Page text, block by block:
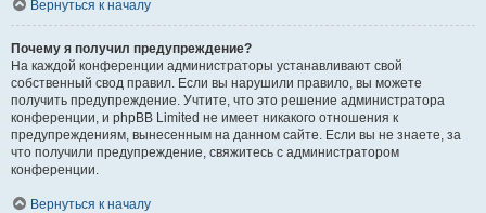
Вернуться к началу
Почему я получил предупреждение?
На каждой конференции администраторы устанавливают свой
собственный свод правил. Если вы нарушили правило, вы можете
получить предупреждение. Учтите, что это решение администратора
конференции, и phpBB Limited не имеет никакого отношения к
предупреждениям, вынесенным на данном сайте. Если вы не знаете, за
что получили предупреждение, свяжитесь с администратором
конференции.
Вернуться к началу